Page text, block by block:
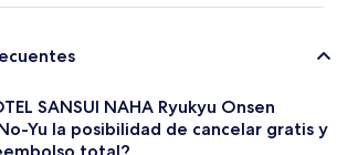
SANSUI NAHA Ryukyu Onsen
Yu la posibilidad de cancelar gratis y